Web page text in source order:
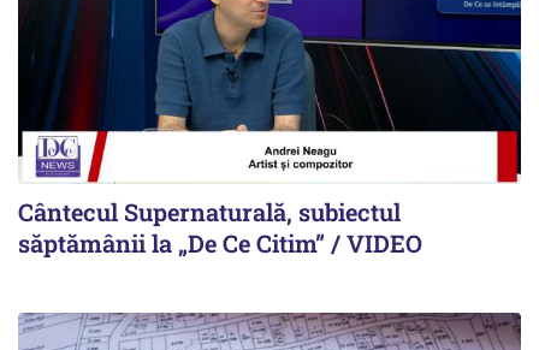
Cântecul Supernaturală, subiectul
săptămânii la „De Ce Citim” / VIDEO